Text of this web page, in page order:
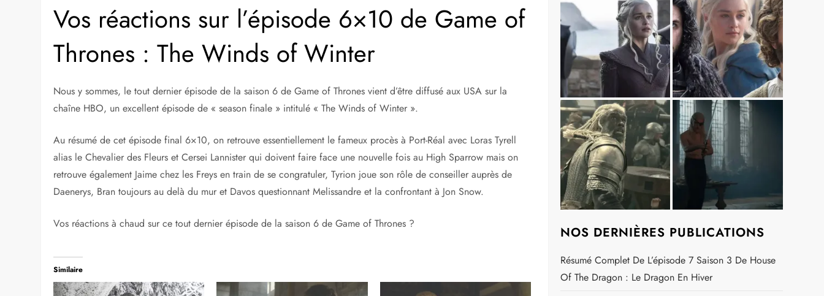
Vos réactions sur l’épisode 6×10 de Game of
Thrones : The Winds of Winter
Nous y sommes, le tout dernier épisode de la saison 6 de Game of Thrones vient d’être diffusé aux USA sur la
chaîne HBO, un excellent épisode de « season finale » intitulé « The Winds of Winter ».
Au résumé de cet épisode final 6×10, on retrouve essentiellement le fameux procès à Port-Réal avec Loras Tyrell
alias le Chevalier des Fleurs et Cersei Lannister qui doivent faire face une nouvelle fois au High Sparrow mais on
retrouve également Jaime chez les Freys en train de se congratuler, Tyrion joue son rôle de conseiller auprès de
Daenerys, Bran toujours au delà du mur et Davos questionnant Melissandre et la confrontant à Jon Snow.
Vos réactions à chaud sur ce tout dernier épisode de la saison 6 de Game of Thrones ?
Similaire
NOS DERNIÈRES PUBLICATIONS
Résumé Complet De L’épisode 7 Saison 3 De House
Of The Dragon : Le Dragon En Hiver